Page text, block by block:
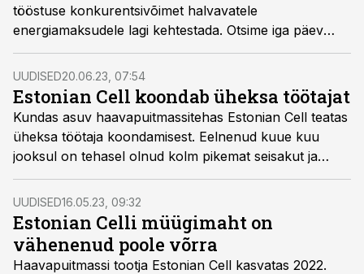
tööstuse konkurentsivõimet halvavatele
energiamaksudele lagi kehtestada. Otsime iga päev
lahendusi, et tehast käigus hoida, rääkis Estonian Celli
juhatuse liige Siiri Lahe.
UUDISED20.06.23, 07:54
Estonian Cell koondab üheksa töötajat
Kundas asuv haavapuitmassitehas Estonian Cell teatas
üheksa töötaja koondamisest. Eelnenud kuue kuu
jooksul on tehasel olnud kolm pikemat seisakut ja
ülejäänud ajal on tehase tootmisliin töötanud 60–70%
võimsusega.
UUDISED16.05.23, 09:32
Estonian Celli müügimaht on
vähenenud poole võrra
Haavapuitmassi tootja Estonian Cell kasvatas 2022.